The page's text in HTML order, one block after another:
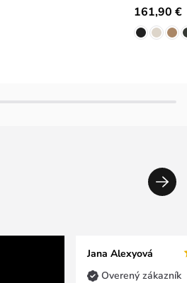
161,90 €
Jana Alexyová
Overený zákazník